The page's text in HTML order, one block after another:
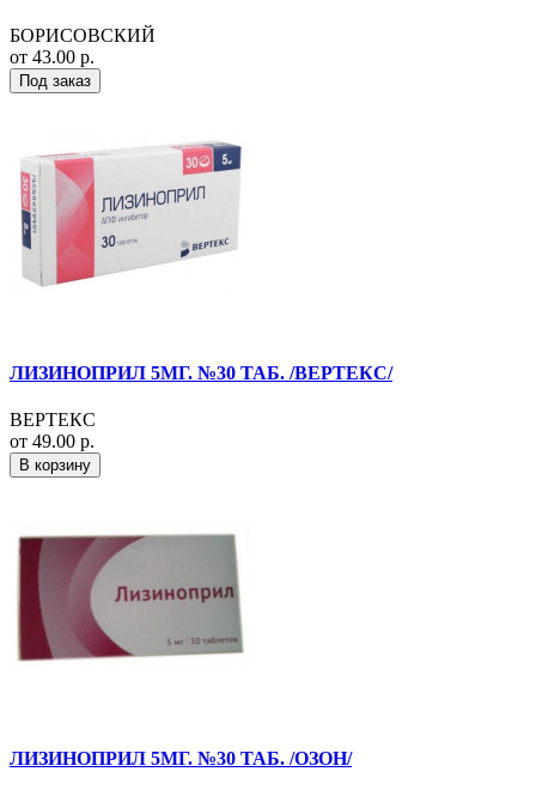
БОРИСОВСКИЙ
от 43.00 р.
Под заказ
ЛИЗИНОПРИЛ 5МГ. №30 ТАБ. /ВЕРТЕКС/
ВЕРТЕКС
от 49.00 р.
В корзину
ЛИЗИНОПРИЛ 5МГ. №30 ТАБ. /ОЗОН/